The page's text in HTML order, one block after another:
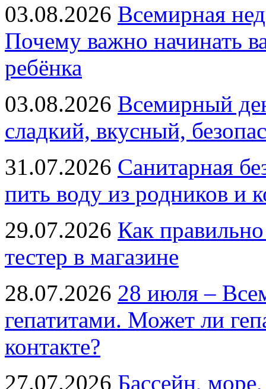
03.08.2026 Всемирная
Почему важно начинать
ребёнка
03.08.2026 Всемирный
сладкий, вкусный,
31.07.2026 Санитарная
пить воду из родников и
29.07.2026 Как
тестер в магазине
28.07.2026 28 июля –
гепатитами. Может ли
контакте?
27.07.2026 Бассейн,